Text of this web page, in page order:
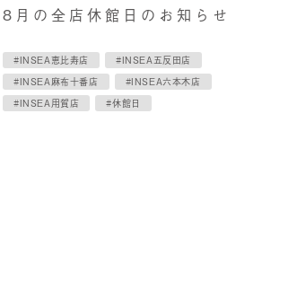
8月の全店休館日のお知らせ
#INSEA恵比寿店
#INSEA五反田店
#INSEA麻布十番店
#INSEA六本木店
#INSEA用賀店
#休館日